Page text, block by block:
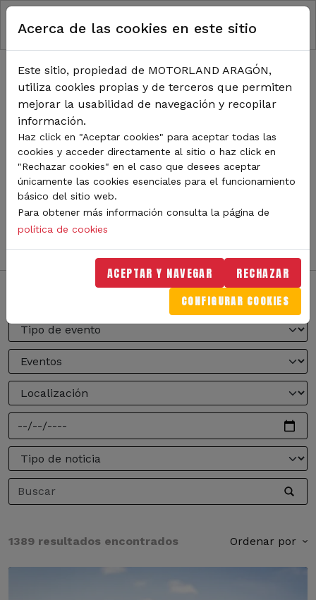
Pasar al contenido principal
RUTA DE NAVEGACIÓN
Inicio Noticias
TODA LA ACTUALIDAD DE
MOTORLAND
Sigue de cerca todas las novedades de MotorLand
Aragón. Aquí encontrarás noticias sobre eventos,
competiciones, pilotos, novedades del circuito y
mucho más. Filtra por categoría o tipo de contenido y
no te pierdas nada del mundo del motor.
1389 resultados encontrados Ordenar por
Acerca de las cookies en este sitio
Este sitio, propiedad de MOTORLAND ARAGÓN,
utiliza cookies propias y de terceros que permiten
mejorar la usabilidad de navegación y recopilar
información.
Haz click en "Aceptar cookies" para aceptar todas las
cookies y acceder directamente al sitio o haz click en
"Rechazar cookies" en el caso que desees aceptar
únicamente las cookies esenciales para el funcionamiento
básico del sitio web.
Para obtener más información consulta la página de
política de cookies
ACEPTAR Y NAVEGAR RECHAZAR
CONFIGURAR COOKIES